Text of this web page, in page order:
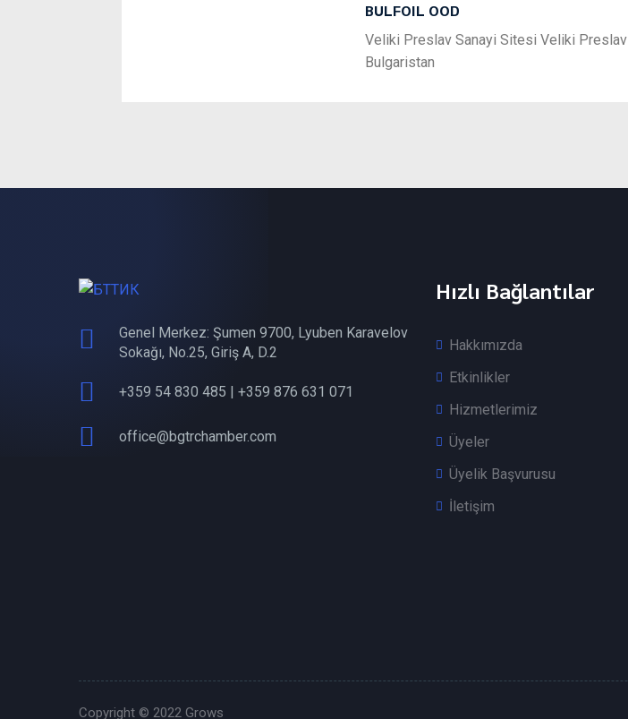
BULFOIL OOD
Veliki Preslav Sanayi Sitesi Veliki Preslav
Bulgaristan
Genel Merkez: Şumen 9700, Lyuben Karavelov
Sokağı, No.25, Giriş A, D.2
+359 54 830 485 | +359 876 631 071
office@bgtrchamber.com
Hızlı Bağlantılar
Hakkımızda
Etkinlikler
Hizmetlerimiz
Üyeler
Üyelik Başvurusu
İletişim
Copyright © 2022 Grows